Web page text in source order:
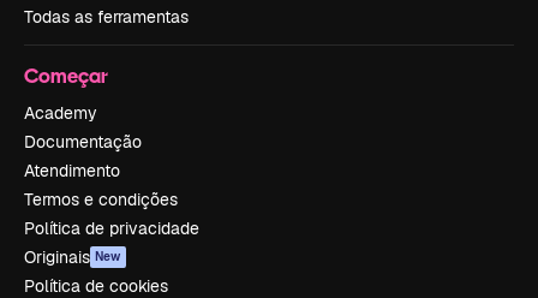
Todas as ferramentas
Começar
Academy
Documentação
Atendimento
Termos e condições
Política de privacidade
Originais New
Política de cookies